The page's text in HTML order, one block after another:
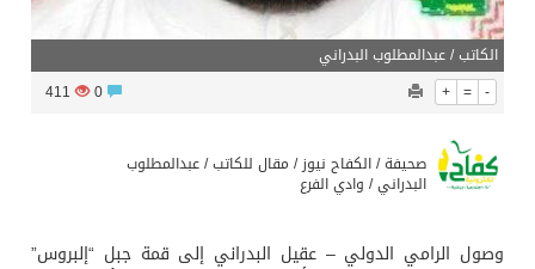
الكاتب / عبدالمطلوب البدراني
+ = -
411
صحيفة / الكفاح نيوز / مقال للكاتب / عبدالمطلوب
البدراني / وادي الفرع
وصول الرامي الدولي – عقيل البدراني إلى قمة جبل “إلبروس”